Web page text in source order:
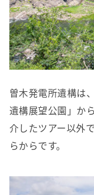
曽木発電所遺構は
遺構展望公園」か
介したツアー以外
らからです。